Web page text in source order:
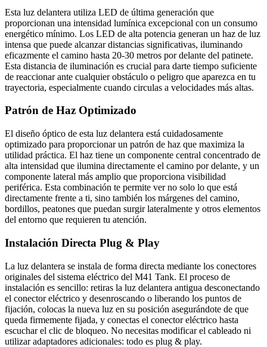
Esta luz delantera utiliza LED de última generación que
proporcionan una intensidad lumínica excepcional con un consumo
energético mínimo. Los LED de alta potencia generan un haz de luz
intensa que puede alcanzar distancias significativas, iluminando
eficazmente el camino hasta 20-30 metros por delante del patinete.
Esta distancia de iluminación es crucial para darte tiempo suficiente
de reaccionar ante cualquier obstáculo o peligro que aparezca en tu
trayectoria, especialmente cuando circulas a velocidades más altas.
Patrón de Haz Optimizado
El diseño óptico de esta luz delantera está cuidadosamente
optimizado para proporcionar un patrón de haz que maximiza la
utilidad práctica. El haz tiene un componente central concentrado de
alta intensidad que ilumina directamente el camino por delante, y un
componente lateral más amplio que proporciona visibilidad
periférica. Esta combinación te permite ver no solo lo que está
directamente frente a ti, sino también los márgenes del camino,
bordillos, peatones que puedan surgir lateralmente y otros elementos
del entorno que requieren tu atención.
Instalación Directa Plug & Play
La luz delantera se instala de forma directa mediante los conectores
originales del sistema eléctrico del M41 Tank. El proceso de
instalación es sencillo: retiras la luz delantera antigua desconectando
el conector eléctrico y desenroscando o liberando los puntos de
fijación, colocas la nueva luz en su posición asegurándote de que
queda firmemente fijada, y conectas el conector eléctrico hasta
escuchar el clic de bloqueo. No necesitas modificar el cableado ni
utilizar adaptadores adicionales: todo es plug & play.